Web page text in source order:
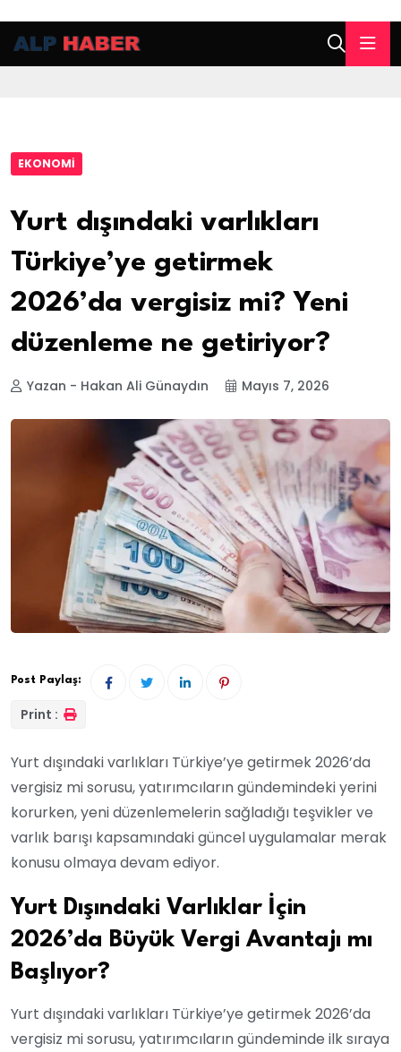
EKONOMI
Yurt dışındaki varlıkları
Türkiye’ye getirmek
2026’da vergisiz mi? Yeni
düzenleme ne getiriyor?
Yazan - Hakan Ali Günaydın Mayıs 7, 2026
Post Paylaş:
Print :
Yurt dışındaki varlıkları Türkiye’ye getirmek 2026’da
vergisiz mi sorusu, yatırımcıların gündemindeki yerini
korurken, yeni düzenlemelerin sağladığı teşvikler ve
varlık barışı kapsamındaki güncel uygulamalar merak
konusu olmaya devam ediyor.
Yurt Dışındaki Varlıklar İçin
2026’da Büyük Vergi Avantajı mı
Başlıyor?
Yurt dışındaki varlıkları Türkiye’ye getirmek 2026’da
vergisiz mi sorusu, yatırımcıların gündeminde ilk sıraya